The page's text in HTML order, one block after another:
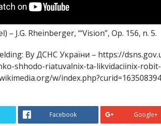
– J.G. Rheinberger, “‘Vision”, Op. 156, n. 5.
By ДСНС України – https://
shhodo-riatuvalnix-ta-likvidaciinix-robit-
w/index.php?curid=163508394
Facebook Google+